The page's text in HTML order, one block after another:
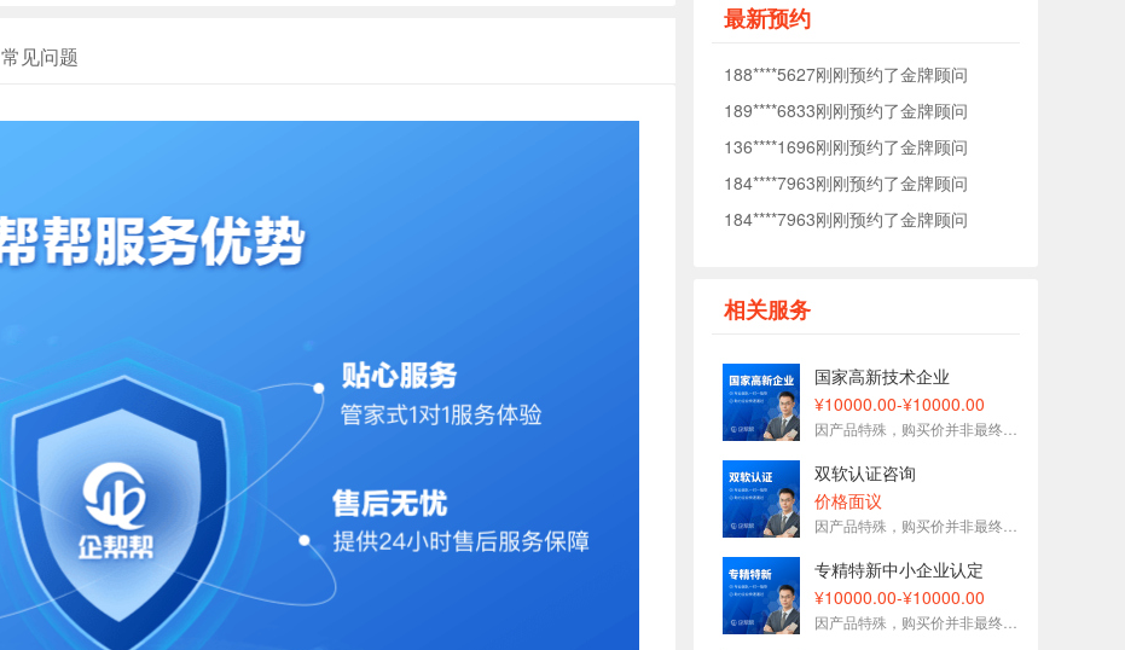
常见问题
最新预约
153****3093刚刚预约了金牌顾问
189****6833刚刚预约了金牌顾问
136****1696刚刚预约了金牌顾问
184****7963刚刚预约了金牌顾问
184****7963刚刚预约了金牌顾问
138****0040刚刚预约了金牌顾问
177****1509刚刚预约了金牌顾问
153****3093刚刚预约了金牌顾问
188****5627刚刚预约了金牌顾问
136****1696刚刚预约了金牌顾问
相关服务
国家高新技术企业
¥10000.00-¥10000.00
双软认证咨询
价格面议
专精特新中小企业认定
¥10000.00-¥10000.00